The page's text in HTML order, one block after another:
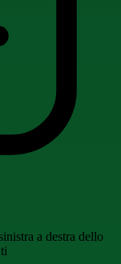
a destra dello